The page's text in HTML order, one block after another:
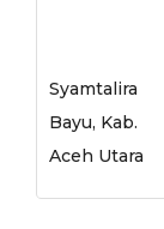
Syamtalira
Bayu, Kab.
Aceh Utara